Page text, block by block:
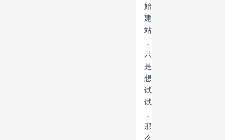
始
建
站
，
只
是
想
试
试
，
那
么